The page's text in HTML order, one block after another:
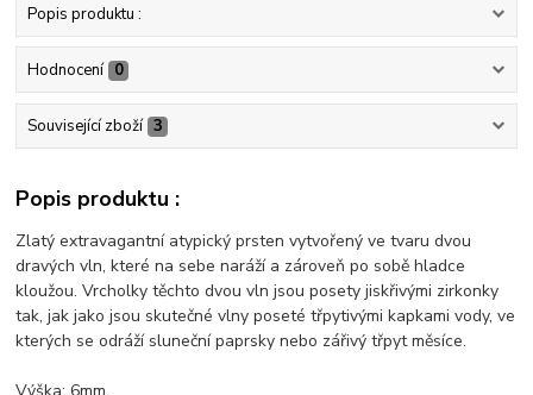
Popis produktu :
Hodnocení 0
Související zboží 3
Popis produktu :
Zlatý extravagantní atypický prsten vytvořený ve tvaru dvou
dravých vln, které na sebe naráží a zároveň po sobě hladce
kloužou. Vrcholky těchto dvou vln jsou posety jiskřivými zirkonky
tak, jak jako jsou skutečné vlny poseté třpytivými kapkami vody, ve
kterých se odráží sluneční paprsky nebo zářivý třpyt měsíce.